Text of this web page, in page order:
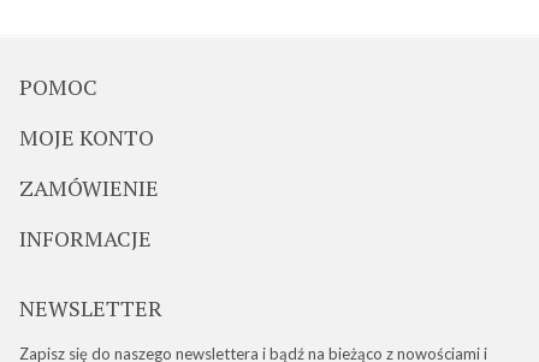
POMOC
MOJE KONTO
ZAMÓWIENIE
INFORMACJE
NEWSLETTER
Zapisz się do naszego newslettera i bądź na bieżąco z nowościami i